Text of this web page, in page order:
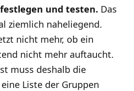
und testen. Das
ziemlich naheliegend.
nicht mehr, ob ein
nicht mehr auftaucht.
muss deshalb die
Liste der Gruppen